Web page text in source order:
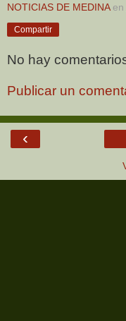
NOTICIAS DE MEDINA en
Compartir
No hay
Publicar un
‹